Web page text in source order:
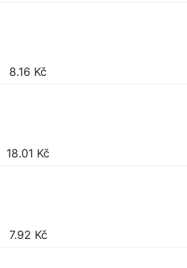
8.16 Kč
18.01 Kč
7.92 Kč